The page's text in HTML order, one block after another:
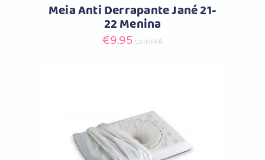
Meia Anti Derrapante Jané 21-
22 Menina
€9.95 com IVA
Comprar